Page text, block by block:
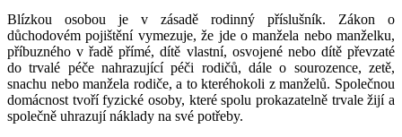
Blízkou osobou je v zásadě rodinný příslušník. Zákon o
důchodovém pojištění vymezuje, že jde o manžela nebo manželku,
příbuzného v řadě přímé, dítě vlastní, osvojené nebo dítě převzaté
do trvalé péče nahrazující péči rodičů, dále o sourozence, zetě,
snachu nebo manžela rodiče, a to kteréhokoli z manželů. Společnou
domácnost tvoří fyzické osoby, které spolu prokazatelně trvale žijí a
společně uhrazují náklady na své potřeby.